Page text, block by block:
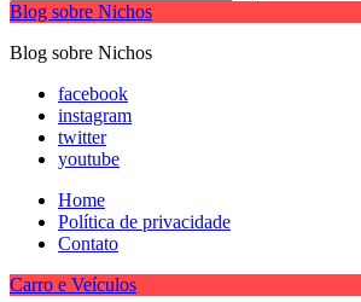
Blog sobre Nichos
Blog sobre Nichos
facebook
instagram
twitter
youtube
Home
Política de privacidade
Contato
Carro e Veículos